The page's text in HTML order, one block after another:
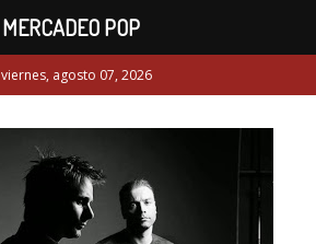
viernes, agosto 07, 2026
MERCADEO POP